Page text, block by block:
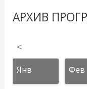
АРХИВ
<
Янв Фев